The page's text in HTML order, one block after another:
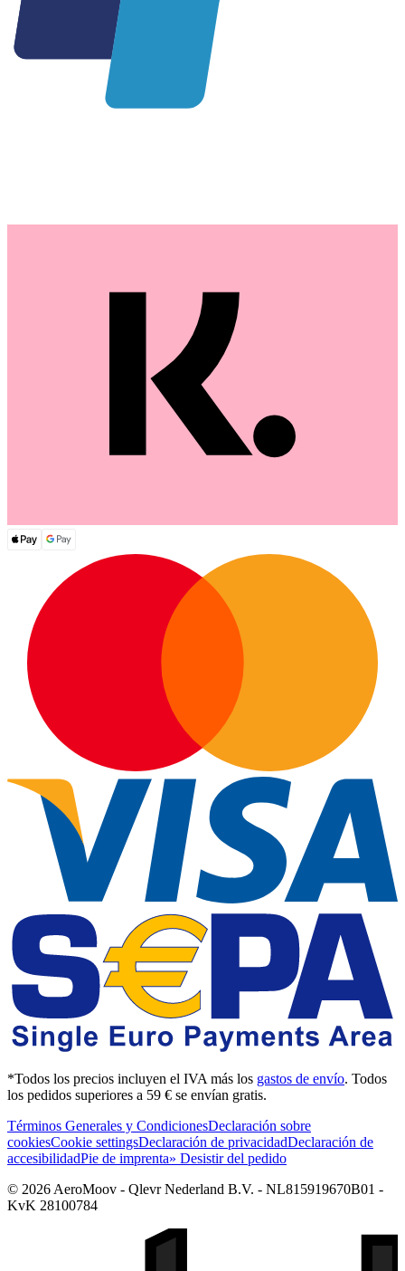
*Todos los precios incluyen el IVA más los gastos de envío. Todos
los pedidos superiores a 59 € se envían gratis.
Términos Generales y CondicionesDeclaración sobre
cookiesCookie settingsDeclaración de privacidadDeclaración de
accesibilidadPie de imprenta» Desistir del pedido
© 2026 AeroMoov - Qlevr Nederland B.V. - NL815919670B01 -
KvK 28100784